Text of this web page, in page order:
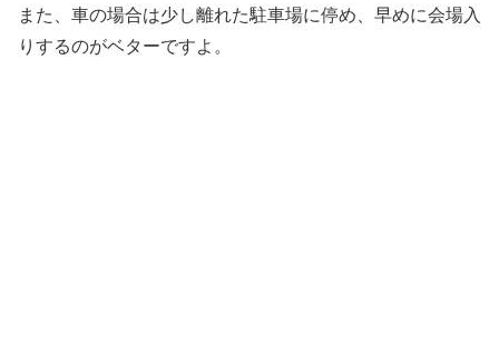
また、車の場合は少し離れた駐車場に停め、早めに会場入
りするのがベターですよ。